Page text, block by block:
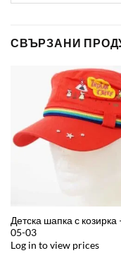
СВЪРЗАНИ
Детска шапка с козирка
05-03
Log in to view prices